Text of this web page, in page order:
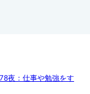
夜：仕事や勉強をす